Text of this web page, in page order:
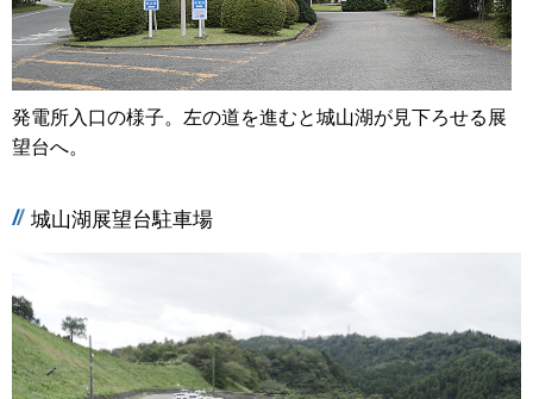
発電所入口の様子。左の道を進むと城山湖が見下ろせる展
望台へ。
城山湖展望台駐車場